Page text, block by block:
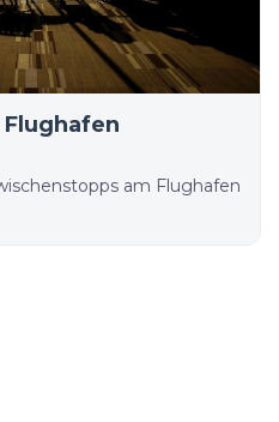
am Flughafen